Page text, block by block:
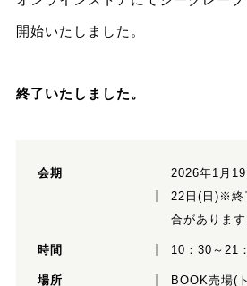
開始いたしました。
終了いたしました。
会期
2026年1月
22日(日)※終
合があります
時間 10：30～21
場所 BOOK売場(